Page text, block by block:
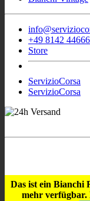
+49 8142
Store
ServizioCorsa
ServizioCorsa
Das ist ein Bianchi
mehr verfügbar.